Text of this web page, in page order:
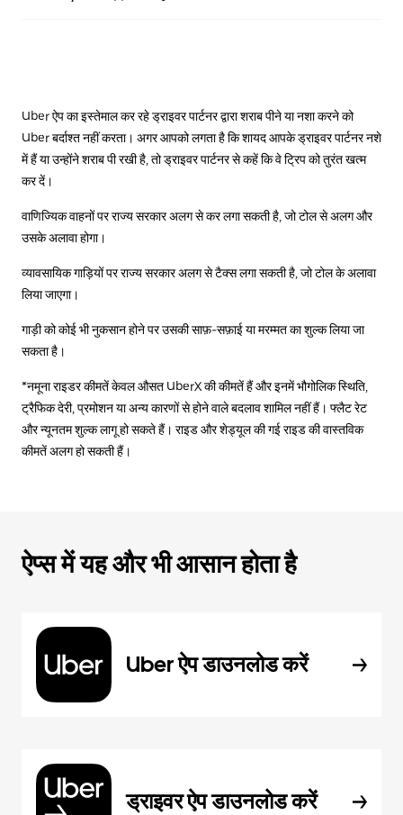
Uber ऐप का इस्तेमाल कर रहे ड्राइवर पार्टनर द्वारा शराब पीने या नशा करने को
Uber बर्दाश्त नहीं करता। अगर आपको लगता है कि शायद आपके ड्राइवर पार्टनर नशे
में हैं या उन्होंने शराब पी रखी है, तो ड्राइवर पार्टनर से कहें कि वे ट्रिप को तुरंत खत्म
कर दें।
वाणिज्यिक वाहनों पर राज्य सरकार अलग से कर लगा सकती है, जो टोल से अलग और
उसके अलावा होगा।
व्यावसायिक गाड़ियों पर राज्य सरकार अलग से टैक्स लगा सकती है, जो टोल के अलावा
लिया जाएगा।
गाड़ी को कोई भी नुकसान होने पर उसकी साफ़-सफ़ाई या मरम्मत का शुल्क लिया जा
सकता है।
*नमूना राइडर कीमतें केवल औसत UberX की कीमतें हैं और इनमें भौगोलिक स्थिति,
ट्रैफिक देरी, प्रमोशन या अन्य कारणों से होने वाले बदलाव शामिल नहीं हैं। फ्लैट रेट
और न्यूनतम शुल्क लागू हो सकते हैं। राइड और शेड्यूल की गई राइड की वास्तविक
कीमतें अलग हो सकती हैं।
ऐप्स में यह और भी आसान होता है
Uber ऐप डाउनलोड करें
ड्राइवर ऐप डाउनलोड करें